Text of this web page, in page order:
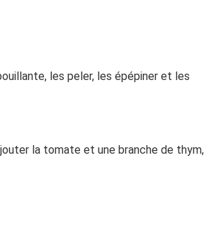
les peler, les épépiner et les
la tomate et une branche de thym,